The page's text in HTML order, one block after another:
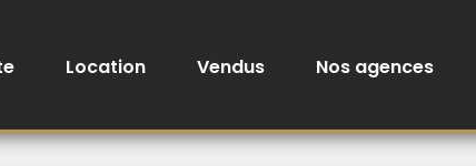
Location Vendus Nos agences